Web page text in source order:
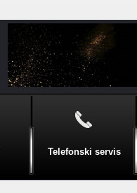
Telefonski servis